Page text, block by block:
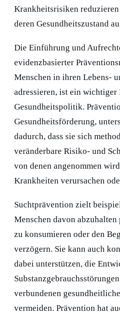
Krankheitsrisiken
deren Gesundheitszustand
Die Einführung und
evidenzbasierter
Menschen in ihren Lebens-
adressieren, ist ein wichtiger
Gesundheitspolitik.
Gesundheitsförderung,
dadurch, dass sie sich
veränderbare Risiko- und
von denen angenommen
Krankheiten verursachen
Suchtprävention zielt
Menschen davon
zu konsumieren oder den
verzögern. Sie kann auch
dabei unterstützen, die
verbundenen
vermeiden. Prävention hat